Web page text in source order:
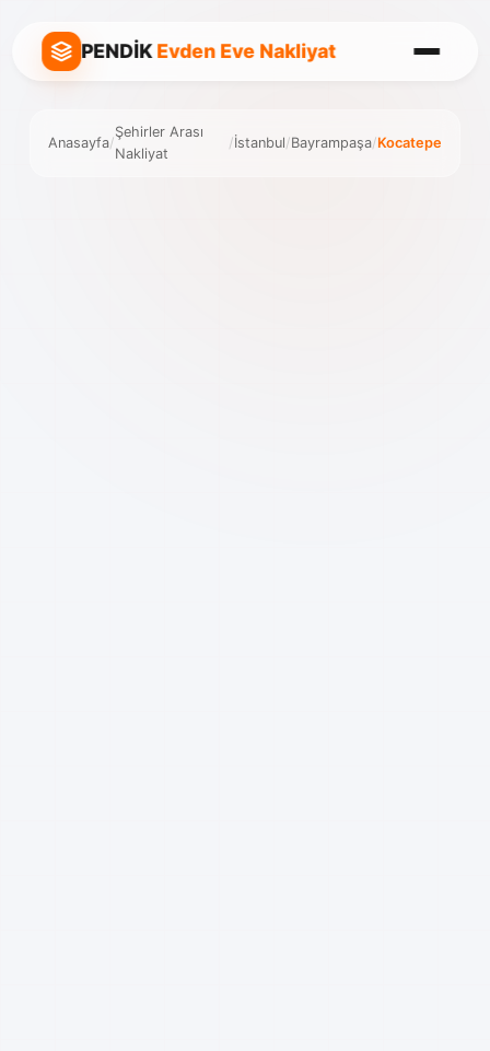
PENDİKEvden Eve Nakliyat
Anasayfa/
Şehirler Arası
Nakliyat
/İstanbul/Bayrampaşa/Kocatepe